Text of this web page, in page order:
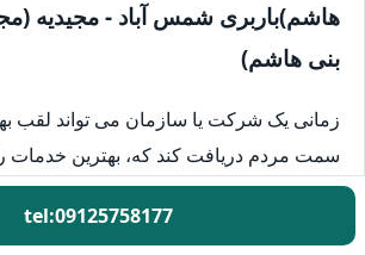
هاشم)باربری شمس آباد - مجیدیه
بنی هاشم)
زمانی یک شرکت یا سازمان می تواند لقب
سمت مردم دریافت کند که، بهترین خدمات
عالی ارائه دهد. بهترین باربری و اتوبار شمس
(مجیدیه شمالی، بنی هاشم)باربری شمس آباد
tel:09125758177